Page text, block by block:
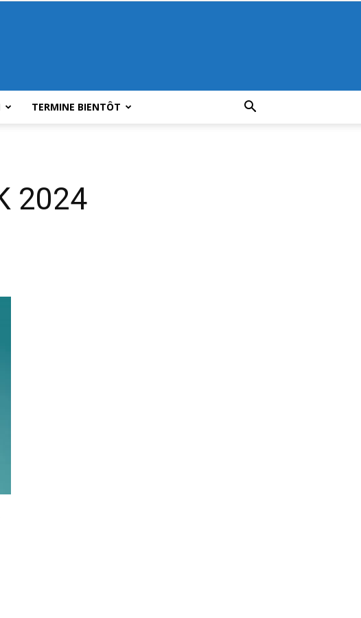
TERMINE BIENTÔT
2024